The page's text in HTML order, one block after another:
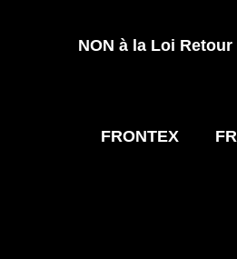
NON à la Loi Retour
FRONTEX